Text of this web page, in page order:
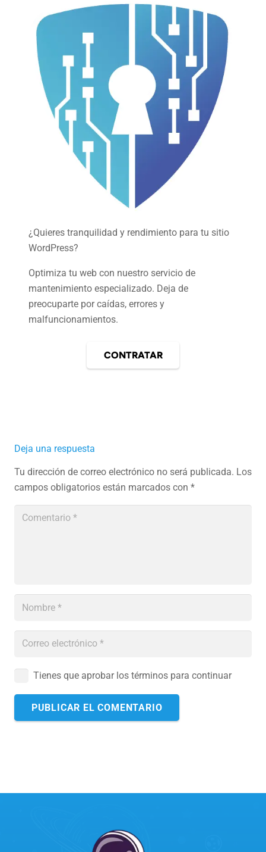
¿Quieres tranquilidad y rendimiento para tu sitio
WordPress?
Optimiza tu web con nuestro servicio de
mantenimiento especializado. Deja de
preocuparte por caídas, errores y
malfuncionamientos.
CONTRATAR
Deja una respuesta
Tu dirección de correo electrónico no será publicada. Los
campos obligatorios están marcados con *
Tienes que aprobar los términos para continuar
PUBLICAR EL COMENTARIO